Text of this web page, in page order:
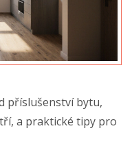
příslušenství bytu,
a praktické tipy pro